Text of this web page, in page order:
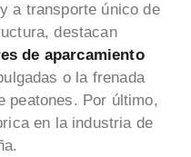
a transporte único de
destacan
de aparcamiento
o la frenada
peatones. Por último,
en la industria de